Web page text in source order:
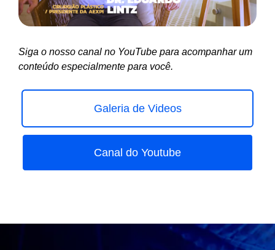
Siga o nosso canal no YouTube para acompanhar um
conteúdo especialmente para você.
Galeria de Videos
Canal do Youtube